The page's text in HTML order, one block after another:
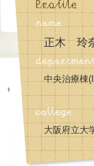
正木 玲
中央治療棟
大阪府立大